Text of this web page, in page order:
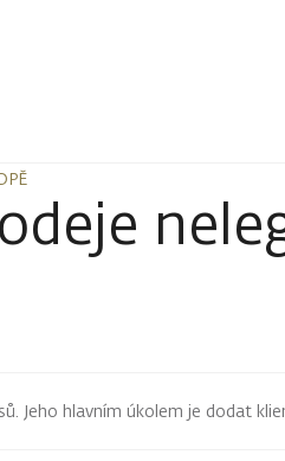
Jeho hlavním úkolem je dodat